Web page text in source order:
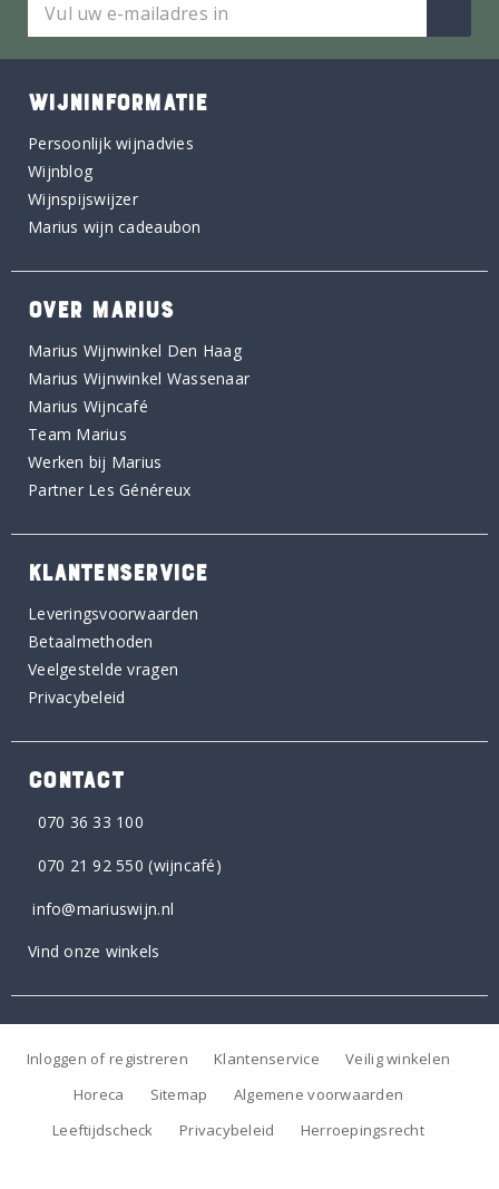
WIJNINFORMATIE
Persoonlijk wijnadvies
Wijnblog
Wijnspijswijzer
Marius wijn cadeaubon
OVER MARIUS
Marius Wijnwinkel Den Haag
Marius Wijnwinkel Wassenaar
Marius Wijncafé
Team Marius
Werken bij Marius
Partner Les Généreux
KLANTENSERVICE
Leveringsvoorwaarden
Betaalmethoden
Veelgestelde vragen
Privacybeleid
CONTACT
070 36 33 100
070 21 92 550 (wijncafé)
info@mariuswijn.nl
Vind onze winkels
Inloggen of registreren Klantenservice
Veilig winkelen
Horeca
Sitemap
Algemene voorwaarden
Leeftijdscheck
Privacybeleid Herroepingsrecht